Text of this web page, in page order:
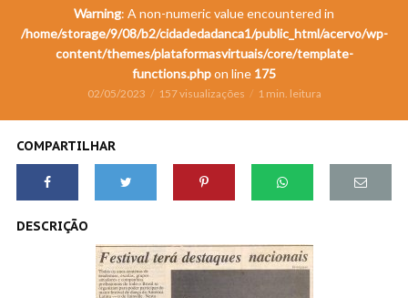
Warning: A non-numeric value encountered in
/home/storage/9/08/b2/cidadedadanca1/public_html/acervo/wp-
content/themes/plataformasvirtuais/core/template-
functions.phpon line 175
02/05/2023 157 visualizações 1 min. leitura
COMPARTILHAR
DESCRIÇÃO